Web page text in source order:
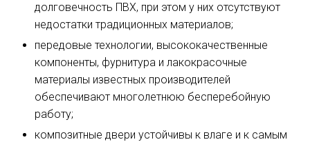
долговечность ПВХ, при этом у них отсутствуют
недостатки традиционных материалов;
передовые технологии, высококачественные
компоненты, фурнитура и лакокрасочные
материалы известных производителей
обеспечивают многолетнюю бесперебойную
работу;
композитные двери устойчивы к влаге и к самым